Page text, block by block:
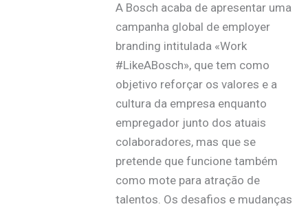
A Bosch acaba de apresentar uma
campanha global de employer
branding intitulada «Work
#LikeABosch», que tem como
objetivo reforçar os valores e a
cultura da empresa enquanto
empregador junto dos atuais
colaboradores, mas que se
pretende que funcione também
como mote para atração de
talentos. Os desafios e mudanças